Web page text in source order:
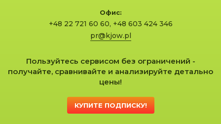
Офис:
+48 22 721 60 60, +48 603 424 346
pr@kjow.pl
Пользуйтесь сервисом без ограничений -
получайте, сравнивайте и анализируйте детально
цены!
КУПИТЕ ПОДПИСКУ!